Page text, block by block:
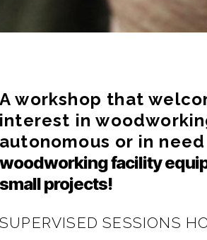
A workshop that
interest in
autonomous or in
woodworking facility
small projects!
SUPERVISED SESSIONS